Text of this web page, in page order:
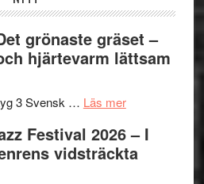
grönaste gräset –
hjärtevarm lättsam
3 Svensk … Läs merom
Det
grönaste
Festival 2026 – I
vidsträckta